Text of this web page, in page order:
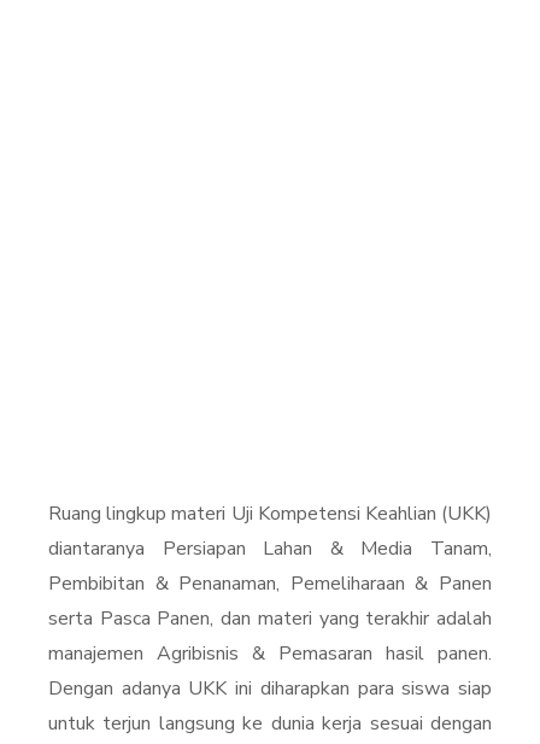
Ruang lingkup materi Uji Kompetensi Keahlian (UKK)
diantaranya Persiapan Lahan & Media Tanam,
Pembibitan & Penanaman, Pemeliharaan & Panen
serta Pasca Panen, dan materi yang terakhir adalah
manajemen Agribisnis & Pemasaran hasil panen.
Dengan adanya UKK ini diharapkan para siswa siap
untuk terjun langsung ke dunia kerja sesuai dengan